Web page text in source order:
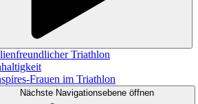
Triathlon
Frauen im Triathlon
Nächste Navigationsebene öffnen